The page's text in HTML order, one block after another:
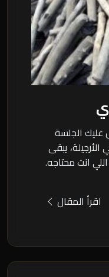
الجلسة
يبقى
انت محتاجه.
اقرأ المقال